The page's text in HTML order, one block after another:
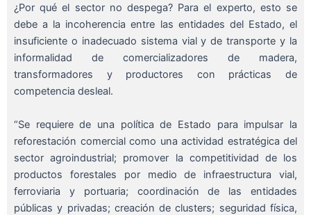
¿Por qué el sector no despega? Para el experto, esto se
debe a la incoherencia entre las entidades del Estado, el
insuficiente o inadecuado sistema vial y de transporte y la
informalidad de comercializadores de madera,
transformadores y productores con prácticas de
competencia desleal.
“Se requiere de una política de Estado para impulsar la
reforestación comercial como una actividad estratégica del
sector agroindustrial; promover la competitividad de los
productos forestales por medio de infraestructura vial,
ferroviaria y portuaria; coordinación de las entidades
públicas y privadas; creación de clusters; seguridad física,